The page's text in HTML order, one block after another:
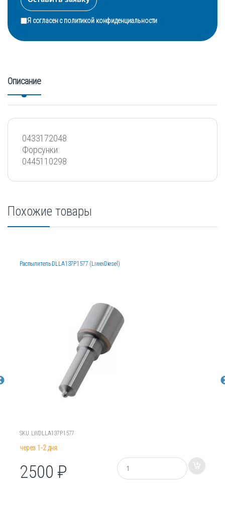
Я согласен сполитикой конфиденциальности
Описание
0433172048
Форсунки:
0445110298
Похожие товары
Распылитель DLLA137P1577 (LiweiDiesel)
SKU: LWDLLA137P1577
через 1-2 дня
2500₽
К
о